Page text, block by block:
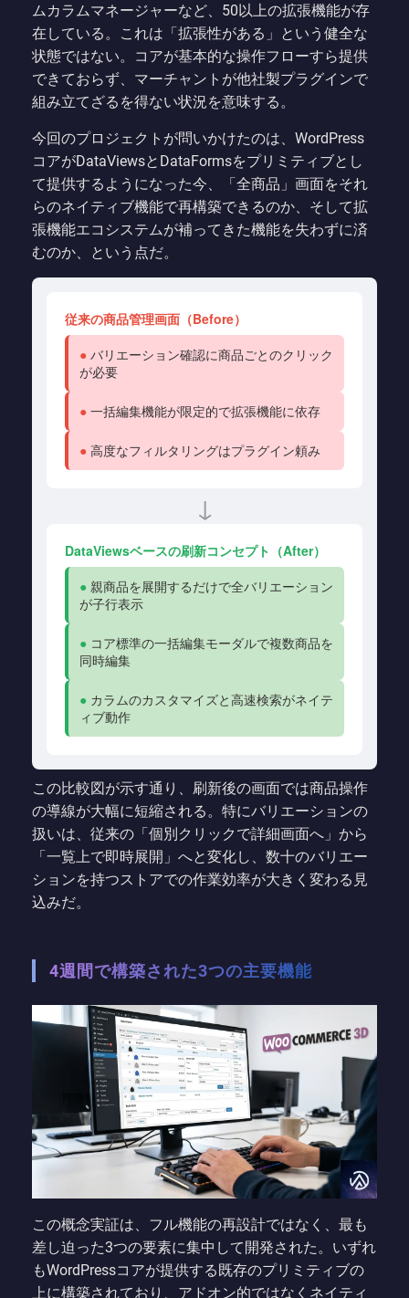
ムカラムマネージャーなど、50以上の拡張機能が存
在している。これは「拡張性がある」という健全な
状態ではない。コアが基本的な操作フローすら提供
できておらず、マーチャントが他社製プラグインで
組み立てざるを得ない状況を意味する。
今回のプロジェクトが問いかけたのは、WordPress
コアがDataViewsとDataFormsをプリミティブとし
て提供するようになった今、「全商品」画面をそれ
らのネイティブ機能で再構築できるのか、そして拡
張機能エコシステムが補ってきた機能を失わずに済
むのか、という点だ。
従来の商品管理画面（Before）
● バリエーション確認に商品ごとのクリック
が必要
● 一括編集機能が限定的で拡張機能に依存
● 高度なフィルタリングはプラグイン頼み
↓
DataViewsベースの刷新コンセプト（After）
● 親商品を展開するだけで全バリエーション
が子行表示
● コア標準の一括編集モーダルで複数商品を
同時編集
● カラムのカスタマイズと高速検索がネイテ
ィブ動作
この比較図が示す通り、刷新後の画面では商品操作
の導線が大幅に短縮される。特にバリエーションの
扱いは、従来の「個別クリックで詳細画面へ」から
「一覧上で即時展開」へと変化し、数十のバリエー
ションを持つストアでの作業効率が大きく変わる見
込みだ。
4週間で構築された3つの主要機能
この概念実証は、フル機能の再設計ではなく、最も
差し迫った3つの要素に集中して開発された。いずれ
もWordPressコアが提供する既存のプリミティブの
上に構築されており、アドオン的ではなくネイティ